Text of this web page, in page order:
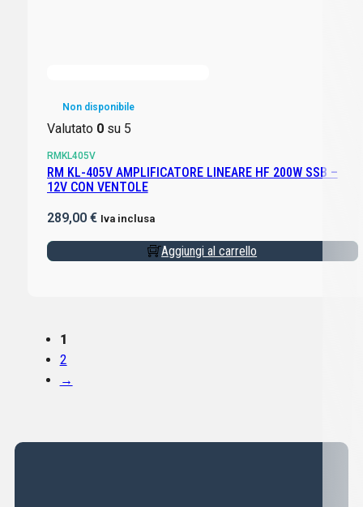
Non disponibile
Valutato 0su 5
RMKL405V
RM KL-405V AMPLIFICATORE LINEARE HF 200W SSB –
12V CON VENTOLE
289,00 € Iva inclusa
Aggiungi al carrello
1
2
→